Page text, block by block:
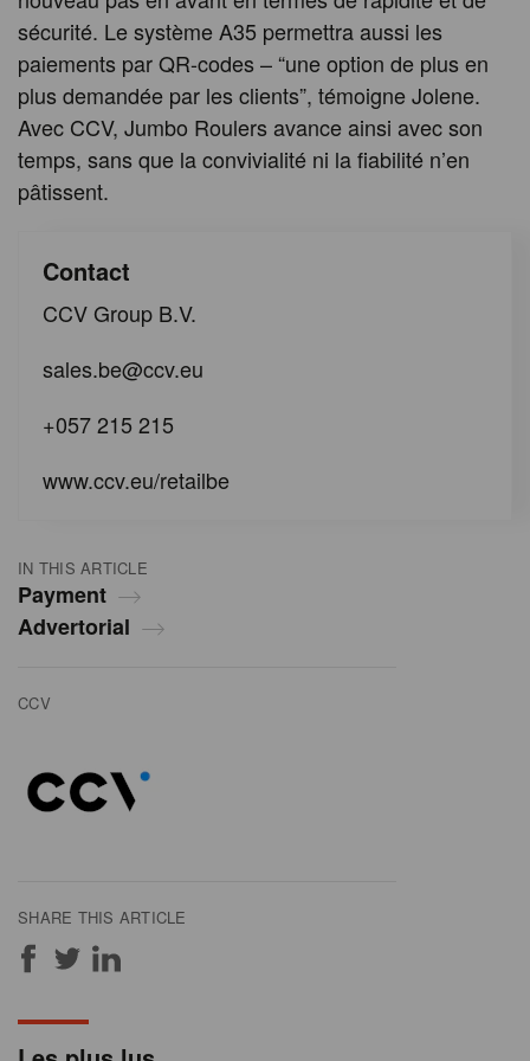
IN THIS ARTICLE
Payment
Advertorial
CCV
SHARE THIS ARTICLE
sécurité. Le système A35 permettra aussi les
paiements par QR-codes – “une option de plus en
plus demandée par les clients”, témoigne Jolene.
Avec CCV, Jumbo Roulers avance ainsi avec son
temps, sans que la convivialité ni la fiabilité n’en
pâtissent.
Contact
CCV Group B.V.
sales.be@ccv.eu
+057 215 215
www.ccv.eu/retailbe